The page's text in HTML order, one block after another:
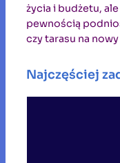
życia i budżetu,
pewnością
czy tarasu na
Najczęściej